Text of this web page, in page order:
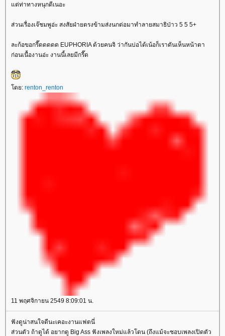
ต่ท่าทางหนุกดีเนอะ
ส่วนเรื่องเจ๊ชมพูอ่ะ สงสัยฝ่ายตรงข้ามส่งนกต่อมาทำลายสมาธิป่าว 5 5 5+
ละก้อขอกรี๊ดดดดด EUPHORIA ด้วยคนจิ ว่ากันบ่อได้เน้อก็เราดันเห็นหน้าตา
ก่อนเนื้องานอ่ะ งานนี้เลยมีกรี๊ด
ดย: renton_renton
11 พฤศจิกายน 2549 8:09:01 น.
ฟังดูน่าสนใจดีนะเคอะงานแฟตนี่
ส่วนตัว ถ้าดูได้ อยากดู Big Ass ฟังเพลงใหม่แล้วโดน (ถึงแม้จะชอบเพลงเปิดตัว